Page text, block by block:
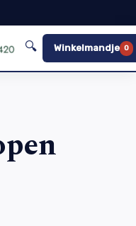
🔍 Winkelmandje 0